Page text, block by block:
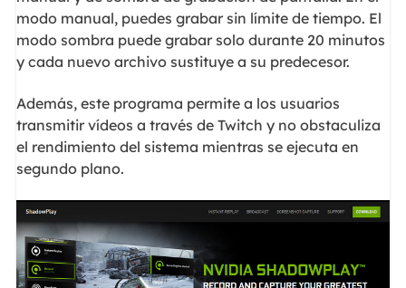
modo manual, puedes grabar sin límite de tiempo. El
modo sombra puede grabar solo durante 20 minutos
y cada nuevo archivo sustituye a su predecesor.
Además, este programa permite a los usuarios
transmitir vídeos a través de Twitch y no obstaculiza
el rendimiento del sistema mientras se ejecuta en
segundo plano.